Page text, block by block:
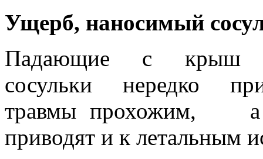
Ущерб, наносимый
Падающие с крыш
сосульки нередко
травмы прохожим, а
приводят и к летальным